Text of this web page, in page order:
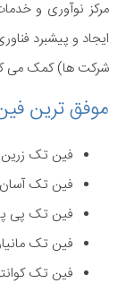
مرکز نوآوری و
ایجاد و پیشبرد
شرکت ها) کمک می
موفق ترین
فین تک زرین
فین تک
فین تک پی
فین تک
فین تک